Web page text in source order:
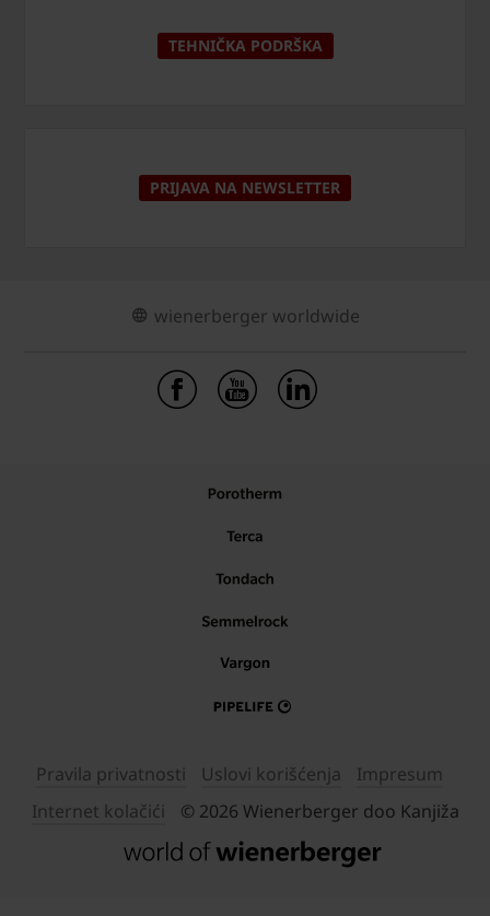
TEHNIČKA PODRŠKA
PRIJAVA NA NEWSLETTER
wienerberger worldwide
Pravila privatnosti Uslovi korišćenja
Impresum
Internet kolačići
© 2026 Wienerberger doo Kanjiža